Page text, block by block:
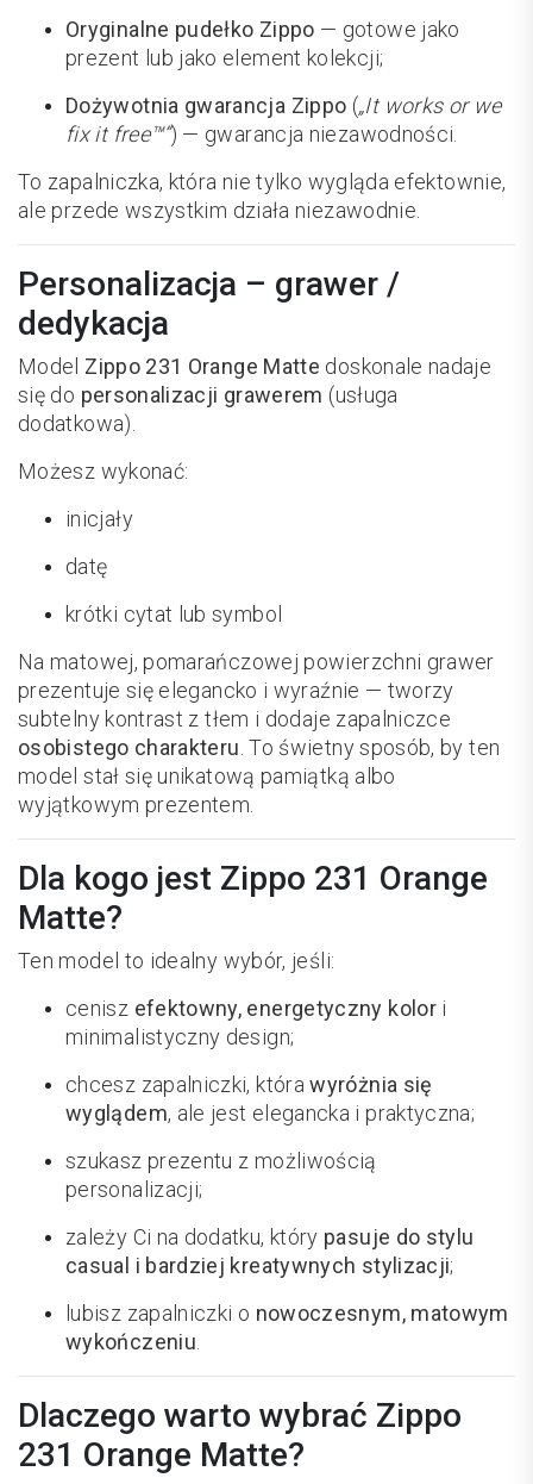
Oryginalne pudełko Zippo — gotowe jako
prezent lub jako element kolekcji;
Dożywotnia gwarancja Zippo („It works or we
fix it free™”) — gwarancja niezawodności.
To zapalniczka, która nie tylko wygląda efektownie,
ale przede wszystkim działa niezawodnie.
Personalizacja – grawer /
dedykacja
Model Zippo 231 Orange Matte doskonale nadaje
się do personalizacji grawerem (usługa
dodatkowa).
Możesz wykonać:
inicjały
datę
krótki cytat lub symbol
Na matowej, pomarańczowej powierzchni grawer
prezentuje się elegancko i wyraźnie — tworzy
subtelny kontrast z tłem i dodaje zapalniczce
osobistego charakteru. To świetny sposób, by ten
model stał się unikatową pamiątką albo
wyjątkowym prezentem.
Dla kogo jest Zippo 231 Orange
Matte?
Ten model to idealny wybór, jeśli:
cenisz efektowny, energetyczny kolori
minimalistyczny design;
chcesz zapalniczki, którawyróżnia się
wyglądem, ale jest elegancka i praktyczna;
szukasz prezentu z możliwością
personalizacji;
zależy Ci na dodatku, który pasuje do stylu
casual i bardziej kreatywnych stylizacji;
lubisz zapalniczki o nowoczesnym, matowym
wykończeniu.
Dlaczego warto wybrać Zippo
231 Orange Matte?